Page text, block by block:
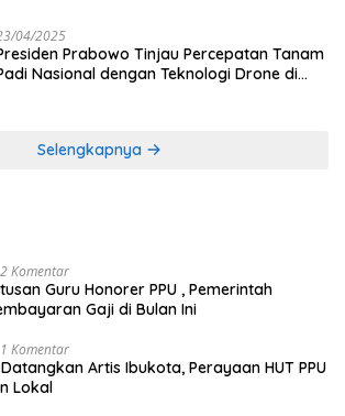
04/2025
Prabowo Tinjau Percepatan Tanam
Nasional dengan Teknologi Drone di
Selengkapnya
2 Komentar
Guru Honorer PPU , Pemerintah
Gaji di Bulan Ini
1 Komentar
Artis Ibukota, Perayaan HUT PPU
Lokal